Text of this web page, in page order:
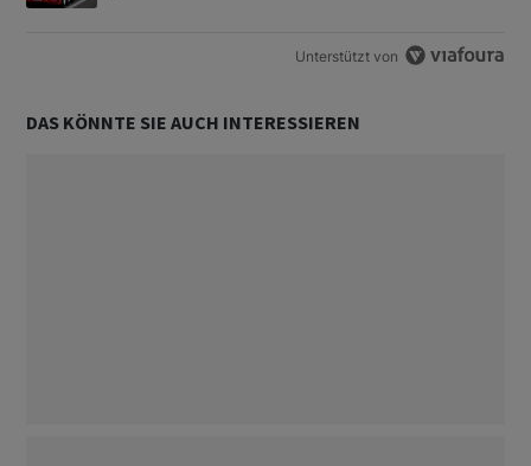
Unterstützt von
DAS KÖNNTE SIE AUCH INTERESSIEREN